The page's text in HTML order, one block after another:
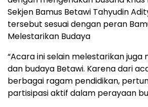
Sekjen Bamus Betawi Tahyudin
tersebut sesuai dengan peran
Melestarikan Budaya
“Acara ini selain melestarikan juga
dan budaya Betawi. Karena dari
berbagai ragam pendidikan,
partisipasi aktif dalam perayaan